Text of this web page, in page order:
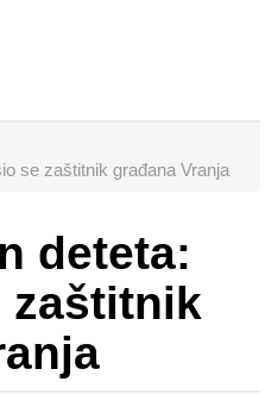
se zaštitnik građana Vranja
deteta:
zaštitnik